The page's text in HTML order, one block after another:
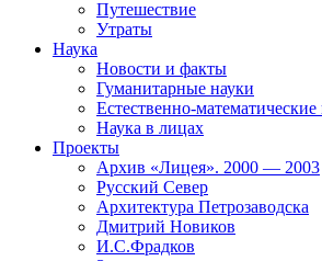
Путешествие
Утраты
Наука
Новости и факты
Гуманитарные науки
Естественно-математические
Наука в лицах
Проекты
Архив «Лицея». 2000 — 2003
Русский Север
Архитектура Петрозаводска
Дмитрий Новиков
И.С.Фрадков